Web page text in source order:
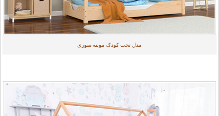
مدل تخت کودک مونته سوری